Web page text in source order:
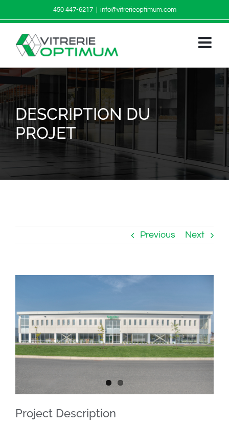
au
contenu
450 447-6217 info@vitrerieoptimum.com
DESCRIPTION DU
PROJET
Previous Next
Image
Project Description